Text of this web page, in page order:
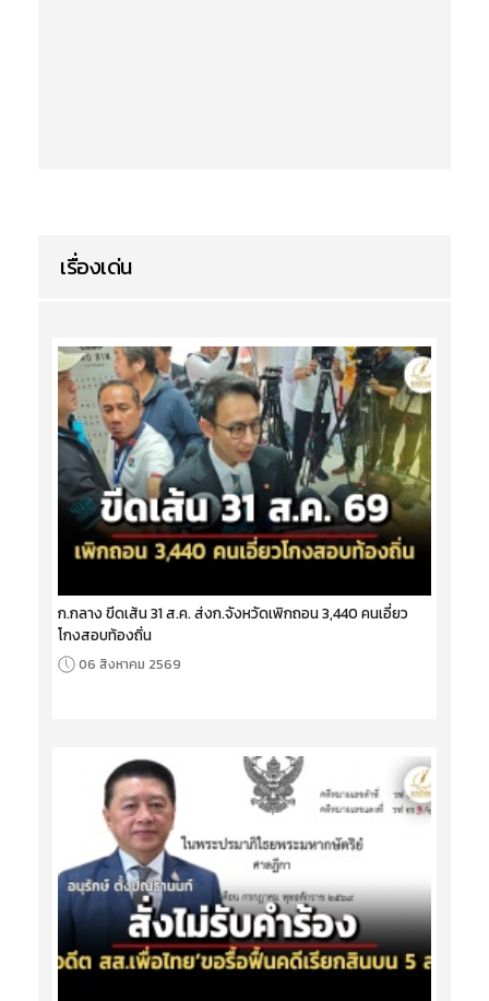
เรื่องเด่น
ก.กลาง ขีดเส้น 31 ส.ค. ส่งก.จังหวัดเพิกถอน 3,440 คนเอี่ยว
โกงสอบท้องถิ่น
06 สิงหาคม 2569